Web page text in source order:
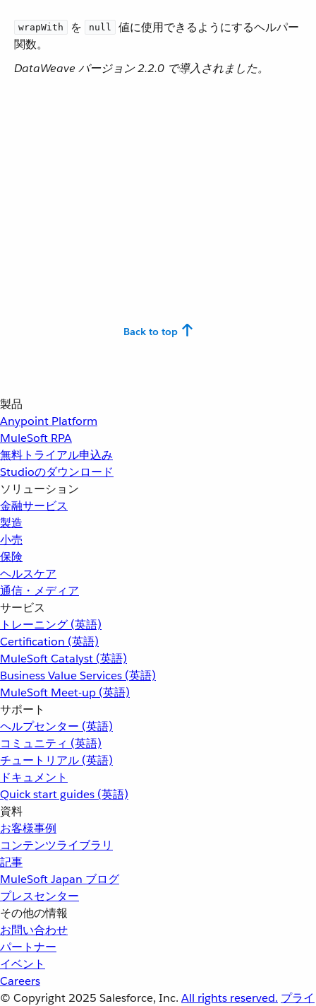
wrapWith ​ を ​ null
​ 値に使用できるようにするヘルパー
関数。
DataWeave バージョン 2.2.0 で導入されました。
Back to top
製品
Anypoint Platform
MuleSoft RPA
無料トライアル申込み
Studioのダウンロード
ソリューション
金融サービス
製造
小売
保険
ヘルスケア
通信・メディア
サービス
トレーニング (英語)
Certification (英語)
MuleSoft Catalyst (英語)
Business Value Services (英語)
MuleSoft Meet-up (英語)
サポート
ヘルプセンター (英語)
コミュニティ (英語)
チュートリアル (英語)
ドキュメント
Quick start guides (英語)
資料
お客様事例
コンテンツライブラリ
記事
MuleSoft Japan ブログ
プレスセンター
その他の情報
お問い合わせ
パートナー
イベント
Careers
© Copyright 2025 Salesforce, Inc. All rights reserved. プライ